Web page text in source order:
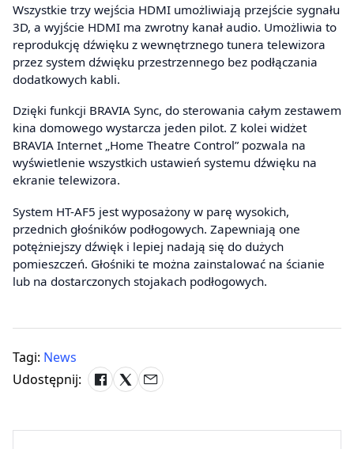
Wszystkie trzy wejścia HDMI umożliwiają przejście sygnału
3D, a wyjście HDMI ma zwrotny kanał audio. Umożliwia to
reprodukcję dźwięku z wewnętrznego tunera telewizora
przez system dźwięku przestrzennego bez podłączania
dodatkowych kabli.
Dzięki funkcji BRAVIA Sync, do sterowania całym zestawem
kina domowego wystarcza jeden pilot. Z kolei widżet
BRAVIA Internet „Home Theatre Control” pozwala na
wyświetlenie wszystkich ustawień systemu dźwięku na
ekranie telewizora.
System HT-AF5 jest wyposażony w parę wysokich,
przednich głośników podłogowych. Zapewniają one
potężniejszy dźwięk i lepiej nadają się do dużych
pomieszczeń. Głośniki te można zainstalować na ścianie
lub na dostarczonych stojakach podłogowych.
Tagi: News
Udostępnij: